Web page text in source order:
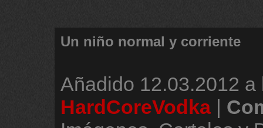
Un niño normal y corriente
Añadido 12.03.2012 a
HardCoreVodka |